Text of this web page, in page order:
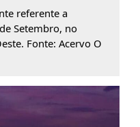
referente a
Setembro, no
Fonte: Acervo O